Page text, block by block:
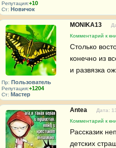
Репутация:+10
Ст: Новичок
Пр: Пользователь
Репутация:+1204
Ст: Мастер
MONIKA13
Комментарий к
Столько
конечно из
и развязка
Antea
Дата:
Комментарий к
Рассказик
детских